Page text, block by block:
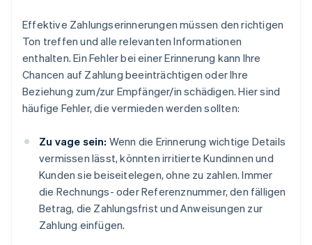
Effektive Zahlungserinnerungen müssen den richtigen
Ton treffen und alle relevanten Informationen
enthalten. Ein Fehler bei einer Erinnerung kann Ihre
Chancen auf Zahlung beeinträchtigen oder Ihre
Beziehung zum/zur Empfänger/in schädigen. Hier sind
häufige Fehler, die vermieden werden sollten:
Zu vage sein: Wenn die Erinnerung wichtige Details
vermissen lässt, könnten irritierte Kundinnen und
Kunden sie beiseitelegen, ohne zu zahlen. Immer
die Rechnungs- oder Referenznummer, den fälligen
Betrag, die Zahlungsfrist und Anweisungen zur
Zahlung einfügen.